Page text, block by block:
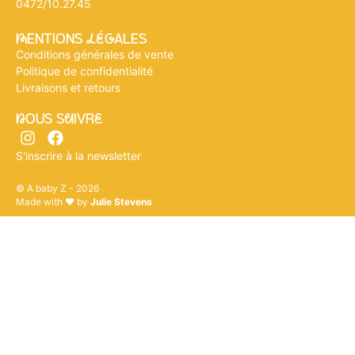
0472/10.27.45
mENTIONS légALES
Conditions générales de vente
Politique de confidentialité
Livraisons et retours
nOUS SuIVRe
S'inscrire à la newsletter
© A baby Z - 2026
Made with ♥ by Julie Stevens